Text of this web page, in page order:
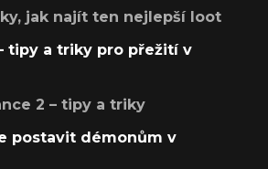
jak najít ten nejlepší loot
tipy a triky pro přežití v
2 – tipy a triky
postavit démonům v